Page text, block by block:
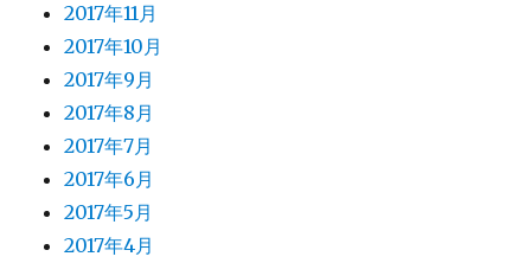
2017年11月
2017年10月
2017年9月
2017年8月
2017年7月
2017年6月
2017年5月
2017年4月